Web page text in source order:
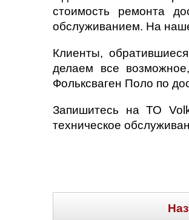
стоимость ремонта
обслуживанием. На
Клиенты,
делаем все
Фольксваген Поло по
Запишитесь на ТО
техническое